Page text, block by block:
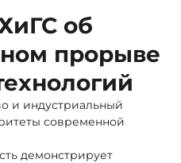
об
прорыве
и индустриальный
современной
демонстрирует